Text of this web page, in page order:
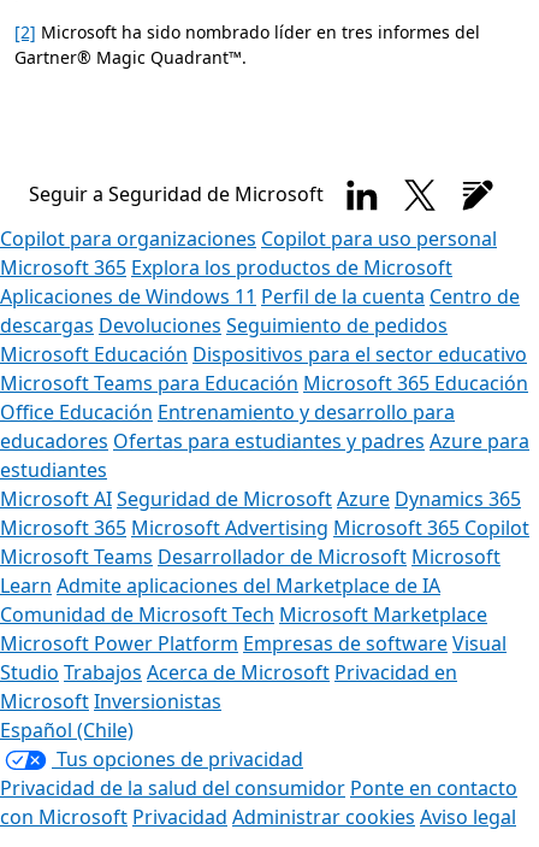
[2] Microsoft ha sido nombrado líder en tres informes del
Gartner® Magic Quadrant™.
Seguir a Seguridad de Microsoft
Copilot para organizaciones Copilot para uso personal
Microsoft 365 Explora los productos de Microsoft
Aplicaciones de Windows 11 Perfil de la cuenta Centro de
descargas Devoluciones Seguimiento de pedidos
Microsoft Educación Dispositivos para el sector educativo
Microsoft Teams para Educación Microsoft 365 Educación
Office Educación Entrenamiento y desarrollo para
educadores Ofertas para estudiantes y padres Azure para
estudiantes
Microsoft AISeguridad de MicrosoftAzure Dynamics 365
Microsoft 365 Microsoft Advertising Microsoft 365 Copilot
Microsoft Teams Desarrollador de Microsoft Microsoft
Learn Admite aplicaciones del Marketplace de IA
Comunidad de Microsoft Tech Microsoft Marketplace
Microsoft Power Platform Empresas de softwareVisual
Studio Trabajos Acerca de Microsoft Privacidad en
MicrosoftInversionistas
Español (Chile)
Tus opciones de privacidad
Privacidad de la salud del consumidor Ponte en contacto
con Microsoft Privacidad Administrar cookies Aviso legal